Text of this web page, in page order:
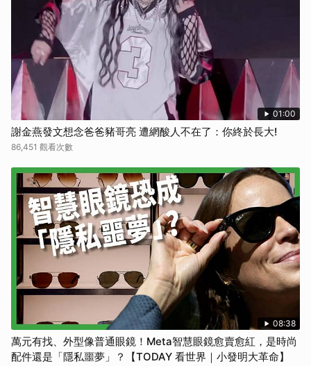
01:00
謝金燕發文想念爸爸豬哥亮 遭網酸人不在了：你終於長大!
86,451 觀看次數
08:38
萬元有找、外型像普通眼鏡！Meta智慧眼鏡愈賣愈紅，是時尚
配件還是「隱私噩夢」？【TODAY 看世界｜小發明大革命】